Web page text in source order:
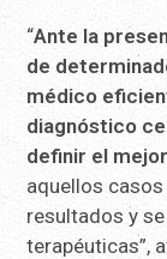
“Ante la
de
médico
diagnóstico
definir el
aquellos
resultados y
terapéuticas”,